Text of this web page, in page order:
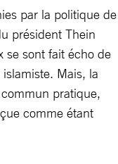
par la politique de
président Thein
se sont fait écho de
Mais, la
pratique,
comme étant